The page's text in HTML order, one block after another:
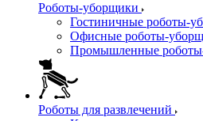
Роботы-уборщики
Гостиничные роботы-
Офисные роботы-
Промышленные
Роботы для развлечений